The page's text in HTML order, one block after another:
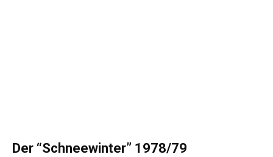
Der “Schneewinter” 1978/79